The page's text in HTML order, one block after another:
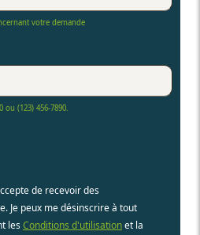
votre demande
ou (123) 456-7890.
de recevoir des
Je peux me désinscrire à tout
les Conditions d'utilisationet la